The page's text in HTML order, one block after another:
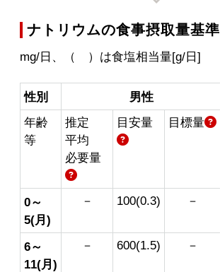
ナトリウムの食事摂取量基準
mg/日、（ ）は食塩相当量[g/日]
性別 男性
年齢
等
推定
平均
必要量
目安量 目標量
0～
5(月)
－ 100(0.3) －
6～
11(月)
－ 600(1.5) －